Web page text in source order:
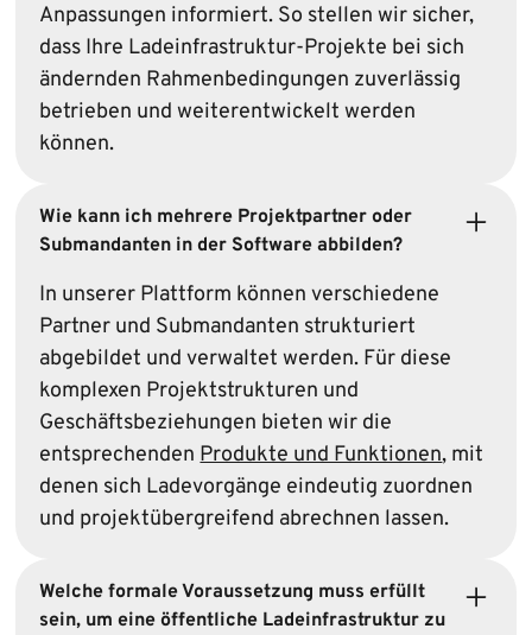
Anpassungen informiert. So stellen wir sicher,
dass Ihre Ladeinfrastruktur-Projekte bei sich
ändernden Rahmenbedingungen zuverlässig
betrieben und weiterentwickelt werden
können.
Wie kann ich mehrere Projektpartner oder
Submandanten in der Software abbilden?
In unserer Plattform können verschiedene
Partner und Submandanten strukturiert
abgebildet und verwaltet werden. Für diese
komplexen Projektstrukturen und
Geschäftsbeziehungen bieten wir die
entsprechendenProdukte und Funktionen, mit
denen sich Ladevorgänge eindeutig zuordnen
und projektübergreifend abrechnen lassen.
Welche formale Voraus­setzung muss erfüllt
sein, um eine öffentliche Lade­infrastruktur zu